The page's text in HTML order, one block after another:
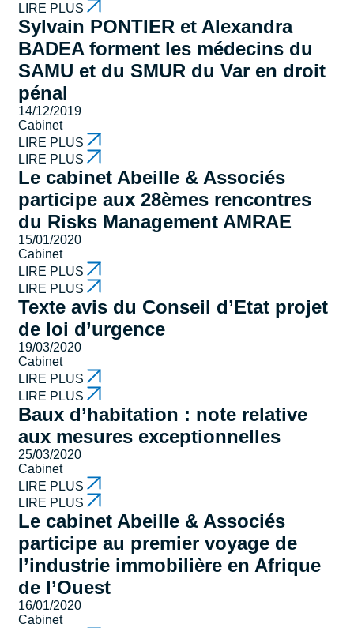
LIRE PLUS
Sylvain PONTIER et Alexandra
BADEA forment les médecins du
SAMU et du SMUR du Var en droit
pénal
14/12/2019
Cabinet
LIRE PLUS
LIRE PLUS
Le cabinet Abeille & Associés
participe aux 28èmes rencontres
du Risks Management AMRAE
15/01/2020
Cabinet
LIRE PLUS
LIRE PLUS
Texte avis du Conseil d’Etat projet
de loi d’urgence
19/03/2020
Cabinet
LIRE PLUS
LIRE PLUS
Baux d’habitation : note relative
aux mesures exceptionnelles
25/03/2020
Cabinet
LIRE PLUS
LIRE PLUS
Le cabinet Abeille & Associés
participe au premier voyage de
l’industrie immobilière en Afrique
de l’Ouest
16/01/2020
Cabinet